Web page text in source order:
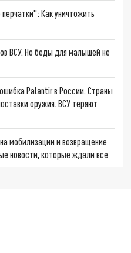
Как уничтожить
ВСУ. Но беды для малышей не
Palantir в России. Страны
оружия. ВСУ теряют
мобилизации и возвращение
новости, которые ждали все